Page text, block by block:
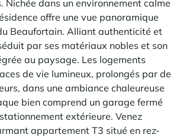
Nichée dans un environnement calme
offre une vue panoramique
Beaufortain. Alliant authenticité et
par ses matériaux nobles et son
au paysage. Les logements
de vie lumineux, prolongés par de
dans une ambiance chaleureuse
bien comprend un garage fermé
extérieure. Venez
appartement T3 situé en rez-